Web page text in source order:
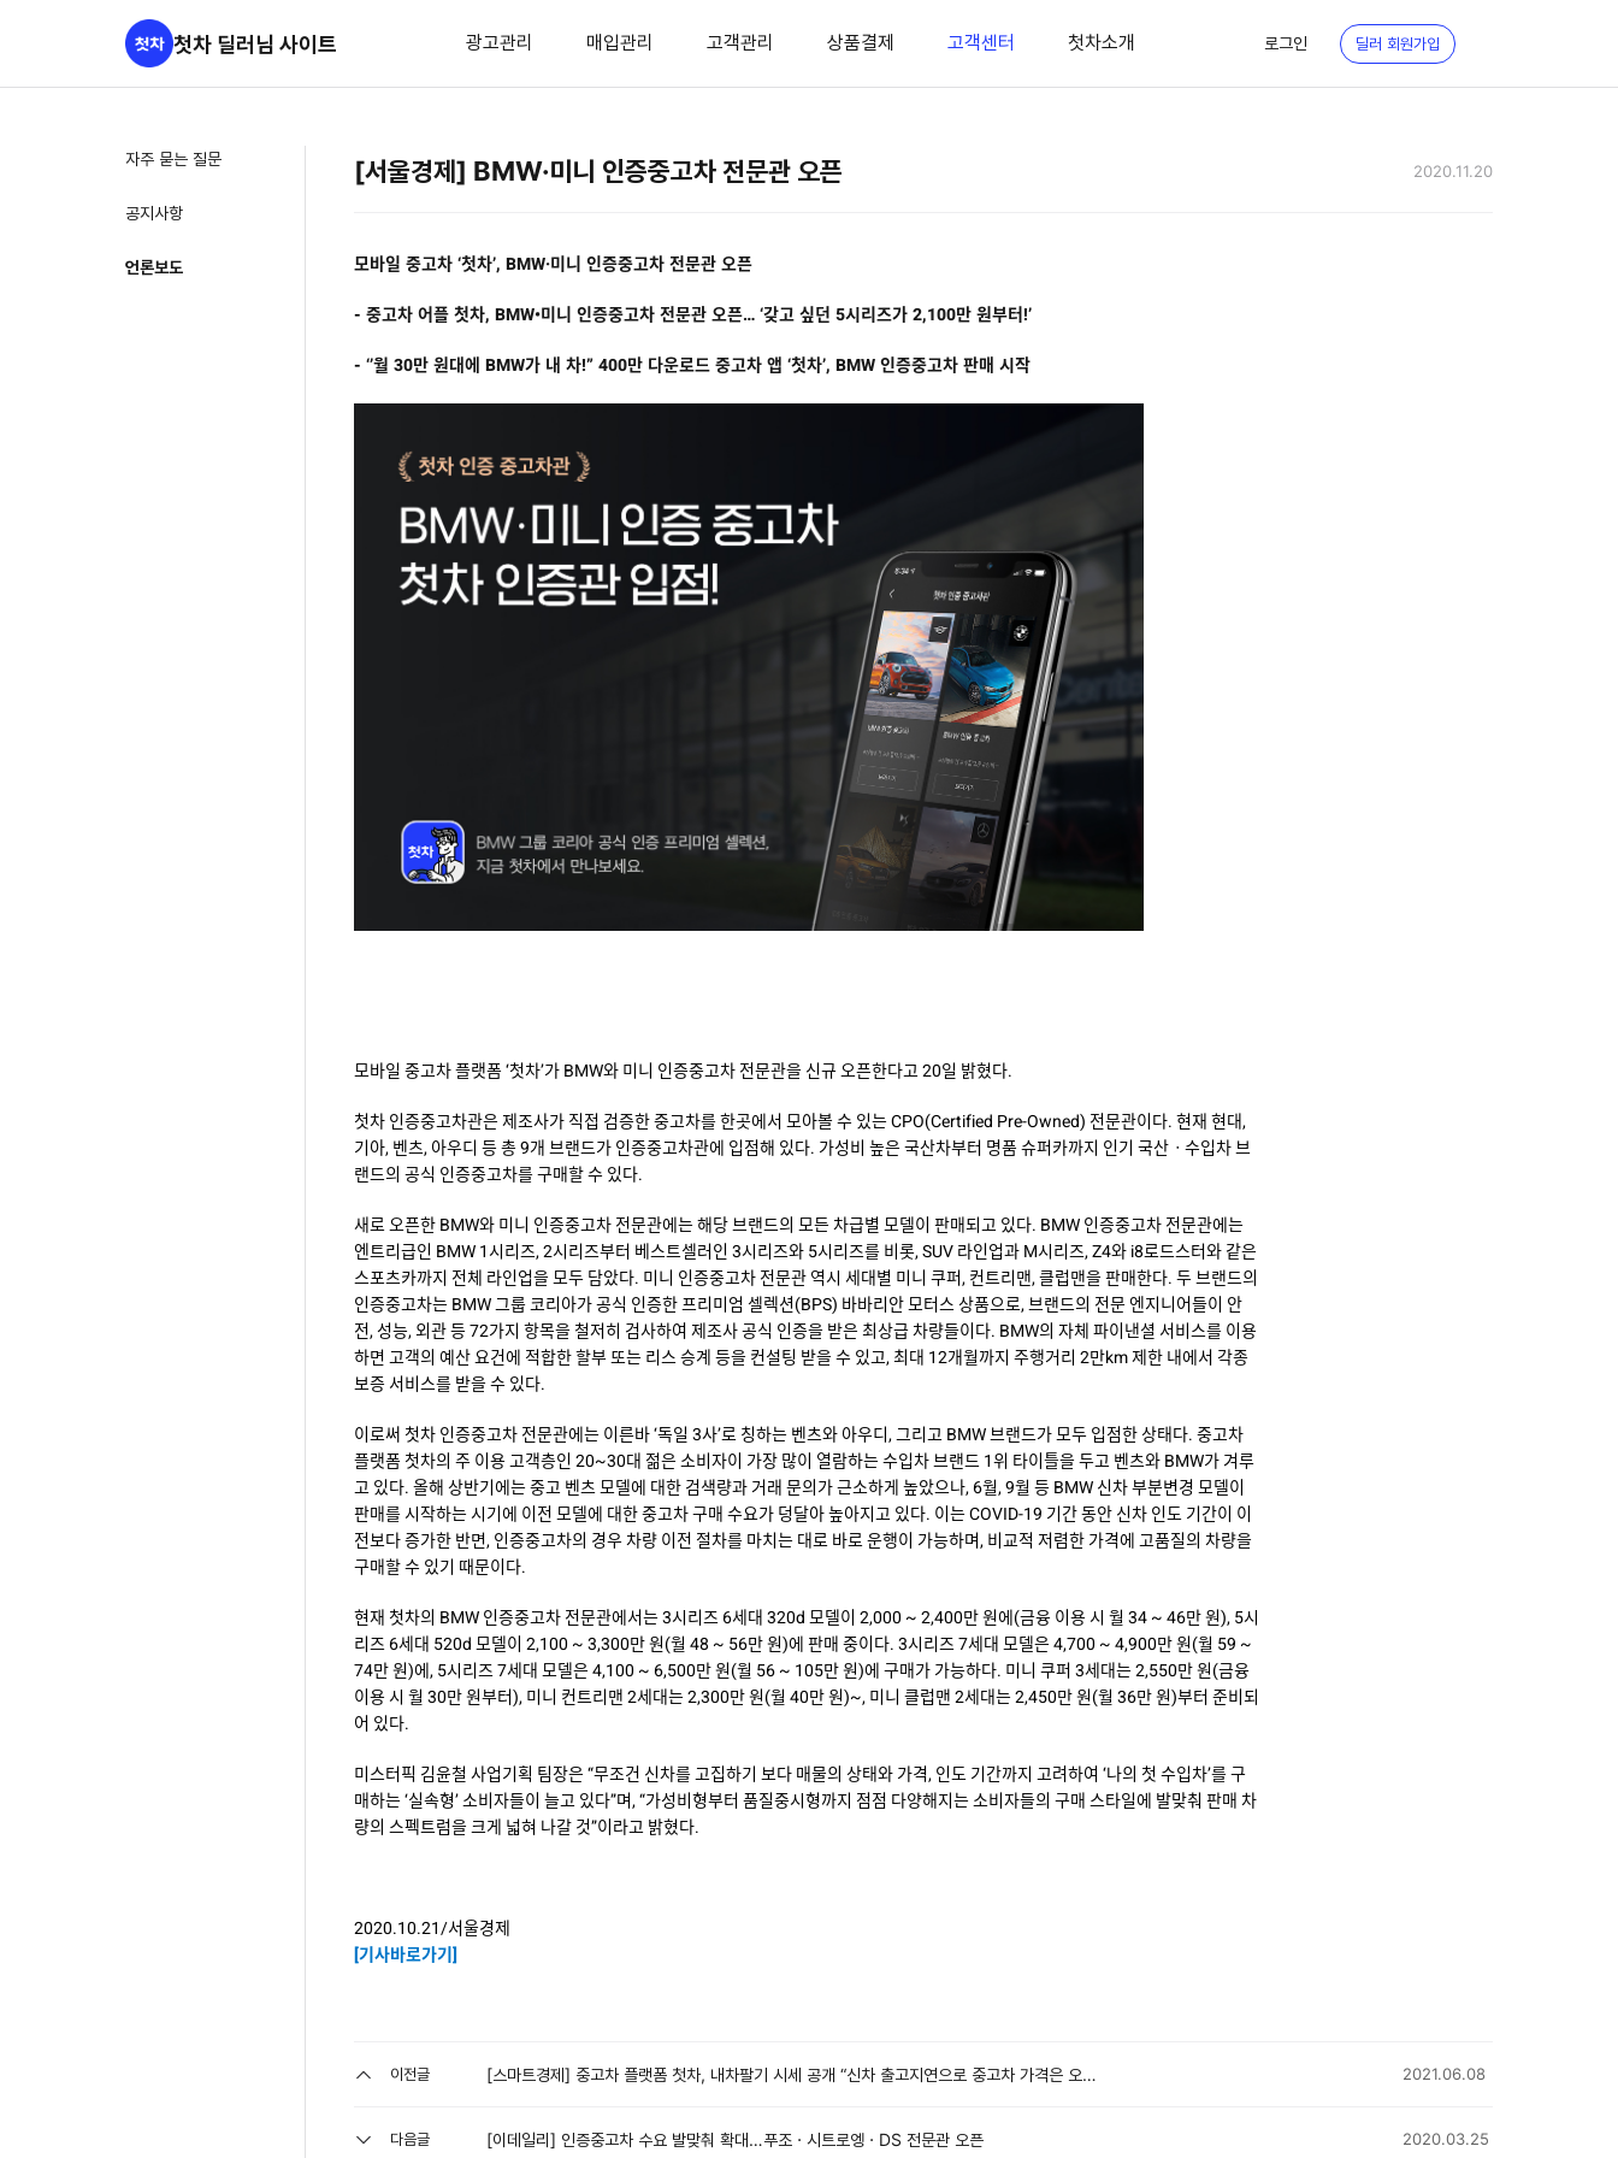
첫차 딜러님 사이트 광고관리 매입관리 고객관리 상품결제 고객센터 첫차소개 로그인 딜러 회원가입
자주 묻는 질문
공지사항
언론보도
[서울경제] BMW·미니 인증중고차 전문관 오픈 2020.11.20
모바일 중고차 ‘첫차’, BMW·미니 인증중고차 전문관 오픈
- 중고차 어플 첫차, BMW•미니 인증중고차 전문관 오픈… ‘갖고 싶던 5시리즈가 2,100만 원부터!’​​​
- ‘’월 30만 원대에 BMW가 내 차!” 400만 다운로드 중고차 앱 ‘첫차’, BMW 인증중고차 판매 시작​​
모바일 중고차 플랫폼 ‘첫차’가 BMW와 미니 인증중고차 전문관을 신규 오픈한다고 20일 밝혔다.
첫차 인증중고차관은 제조사가 직접 검증한 중고차를 한곳에서 모아볼 수 있는 CPO(Certified Pre-Owned) 전문관이다. 현재 현대,
기아, 벤츠, 아우디 등 총 9개 브랜드가 인증중고차관에 입점해 있다. 가성비 높은 국산차부터 명품 슈퍼카까지 인기 국산ㆍ수입차 브
랜드의 공식 인증중고차를 구매할 수 있다.
새로 오픈한 BMW와 미니 인증중고차 전문관에는 해당 브랜드의 모든 차급별 모델이 판매되고 있다. BMW 인증중고차 전문관에는
엔트리급인 BMW 1시리즈, 2시리즈부터 베스트셀러인 3시리즈와 5시리즈를 비롯, SUV 라인업과 M시리즈, Z4와 i8로드스터와 같은
스포츠카까지 전체 라인업을 모두 담았다. 미니 인증중고차 전문관 역시 세대별 미니 쿠퍼, 컨트리맨, 클럽맨을 판매한다. 두 브랜드의
인증중고차는 BMW 그룹 코리아가 공식 인증한 프리미엄 셀렉션(BPS) 바바리안 모터스 상품으로, 브랜드의 전문 엔지니어들이 안
전, 성능, 외관 등 72가지 항목을 철저히 검사하여 제조사 공식 인증을 받은 최상급 차량들이다. BMW의 자체 파이낸셜 서비스를 이용
하면 고객의 예산 요건에 적합한 할부 또는 리스 승계 등을 컨설팅 받을 수 있고, 최대 12개월까지 주행거리 2만km 제한 내에서 각종
보증 서비스를 받을 수 있다.
이로써 첫차 인증중고차 전문관에는 이른바 ‘독일 3사’로 칭하는 벤츠와 아우디, 그리고 BMW 브랜드가 모두 입점한 상태다. 중고차
플랫폼 첫차의 주 이용 고객층인 20~30대 젊은 소비자이 가장 많이 열람하는 수입차 브랜드 1위 타이틀을 두고 벤츠와 BMW가 겨루
고 있다. 올해 상반기에는 중고 벤츠 모델에 대한 검색량과 거래 문의가 근소하게 높았으나, 6월, 9월 등 BMW 신차 부분변경 모델이
판매를 시작하는 시기에 이전 모델에 대한 중고차 구매 수요가 덩달아 높아지고 있다. 이는 COVID-19 기간 동안 신차 인도 기간이 이
전보다 증가한 반면, 인증중고차의 경우 차량 이전 절차를 마치는 대로 바로 운행이 가능하며, 비교적 저렴한 가격에 고품질의 차량을
구매할 수 있기 때문이다.
현재 첫차의 BMW 인증중고차 전문관에서는 3시리즈 6세대 320d 모델이 2,000 ~ 2,400만 원에(금융 이용 시 월 34 ~ 46만 원), 5시
리즈 6세대 520d 모델이 2,100 ~ 3,300만 원(월 48 ~ 56만 원)에 판매 중이다. 3시리즈 7세대 모델은 4,700 ~ 4,900만 원(월 59 ~
74만 원)에, 5시리즈 7세대 모델은 4,100 ~ 6,500만 원(월 56 ~ 105만 원)에 구매가 가능하다. 미니 쿠퍼 3세대는 2,550만 원(금융
이용 시 월 30만 원부터), 미니 컨트리맨 2세대는 2,300만 원(월 40만 원)~, 미니 클럽맨 2세대는 2,450만 원(월 36만 원)부터 준비되
어 있다.
미스터픽 김윤철 사업기획 팀장은 “무조건 신차를 고집하기 보다 매물의 상태와 가격, 인도 기간까지 고려하여 ‘나의 첫 수입차’를 구
매하는 ‘실속형’ 소비자들이 늘고 있다”며, “가성비형부터 품질중시형까지 점점 다양해지는 소비자들의 구매 스타일에 발맞춰 판매 차
량의 스펙트럼을 크게 넓혀 나갈 것”이라고 밝혔다.
2020.10.21/서울경제
[기사바로가기]
이전글 [스마트경제] 중고차 플랫폼 첫차, 내차팔기 시세 공개 “신차 출고지연으로 중고차 가격은 오름세” 2021.06.08
다음글 [이데일리] 인증중고차 수요 발맞춰 확대…푸조ㆍ시트로엥ㆍDS 전문관 오픈 2020.03.25